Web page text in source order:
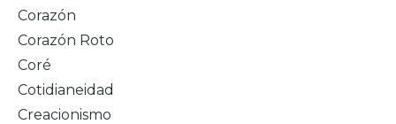
Corazón
Corazón Roto
Coré
Cotidianeidad
Creacionismo